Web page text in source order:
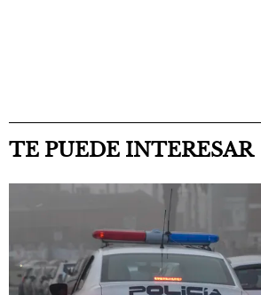
TE PUEDE INTERESAR